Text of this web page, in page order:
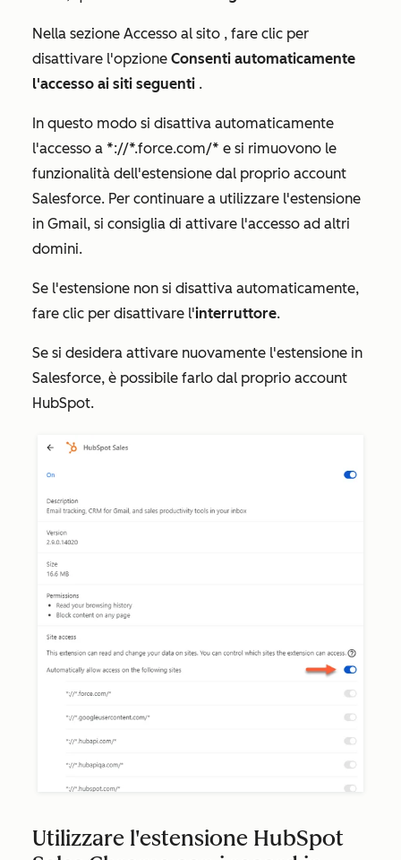
Nella sezione Accesso al sito , fare clic per
disattivare l'opzione Consenti automaticamente
l'accesso ai siti seguenti .
In questo modo si disattiva automaticamente
l'accesso a *://*.force.com/* e si rimuovono le
funzionalità dell'estensione dal proprio account
Salesforce. Per continuare a utilizzare l'estensione
in Gmail, si consiglia di attivare l'accesso ad altri
domini.
Se l'estensione non si disattiva automaticamente,
fare clic per disattivare l'interruttore.
Se si desidera attivare nuovamente l'estensione in
Salesforce, è possibile farlo dal proprio account
HubSpot.
Utilizzare l'estensione HubSpot